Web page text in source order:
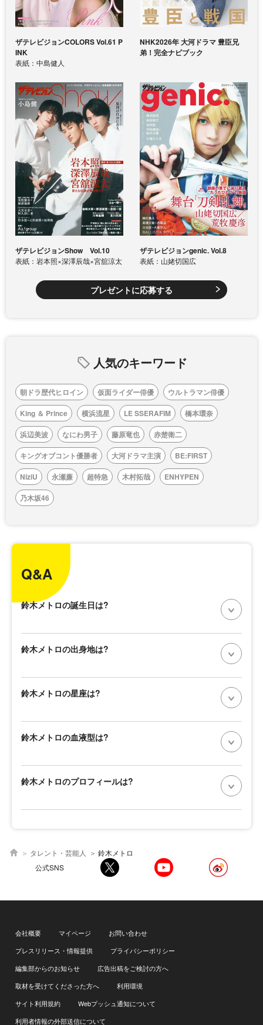
ザテレビジョンCOLORS Vol.61 P
INK
表紙：中島健人
NHK2026年 大河ドラマ 豊臣兄
弟！完全ナビブック
ザテレビジョンShow Vol.10
表紙：岩本照×深澤辰哉×宮舘涼太
ザテレビジョンgenic. Vol.8
表紙：山姥切国広
プレゼントに応募する
人気のキーワード
朝ドラ歴代ヒロイン 仮面ライダー俳優
ウルトラマン俳優
King ＆ Prince
横浜流星 LE SSERAFIM
橋本環奈
浜辺美波
なにわ男子 藤原竜也
赤楚衛二
キングオブコント優勝者
大河ドラマ主演
BE:FIRST
NiziU
永瀬廉 超特急 木村拓哉
ENHYPEN
乃木坂46
Q&A
鈴木メトロの誕生日は?
鈴木メトロの出身地は?
鈴木メトロの星座は?
鈴木メトロの血液型は?
鈴木メトロのプロフィールは?
タレント・芸能人
鈴木メトロ
公式SNS
会社概要 マイページ
お問い合わせ
プレスリリース・情報提供
プライバシーポリシー
編集部からのお知らせ
広告出稿をご検討の方へ
取材を受けてくださった方へ
利用環境
サイト利用規約
Webプッシュ通知について
利用者情報の外部送信について